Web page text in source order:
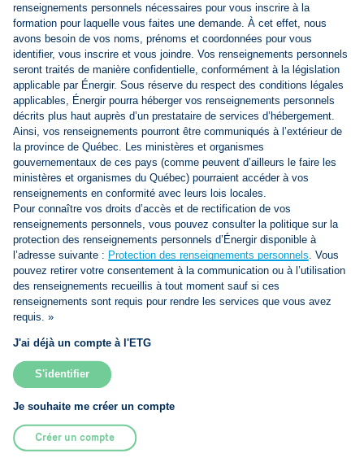
renseignements personnels nécessaires pour vous inscrire à la
formation pour laquelle vous faites une demande. À cet effet, nous
avons besoin de vos noms, prénoms et coordonnées pour vous
identifier, vous inscrire et vous joindre. Vos renseignements personnels
seront traités de manière confidentielle, conformément à la législation
applicable par Énergir. Sous réserve du respect des conditions légales
applicables, Énergir pourra héberger vos renseignements personnels
décrits plus haut auprès d’un prestataire de services d’hébergement.
Ainsi, vos renseignements pourront être communiqués à l’extérieur de
la province de Québec. Les ministères et organismes
gouvernementaux de ces pays (comme peuvent d’ailleurs le faire les
ministères et organismes du Québec) pourraient accéder à vos
renseignements en conformité avec leurs lois locales.
Pour connaître vos droits d’accès et de rectification de vos
renseignements personnels, vous pouvez consulter la politique sur la
protection des renseignements personnels d’Énergir disponible à
l’adresse suivante : Protection des renseignements personnels . Vous
pouvez retirer votre consentement à la communication ou à l’utilisation
des renseignements recueillis à tout moment sauf si ces
renseignements sont requis pour rendre les services que vous avez
requis. »
J'ai déjà un compte à l'ETG
S'identifier
Je souhaite me créer un compte
Créer un compte